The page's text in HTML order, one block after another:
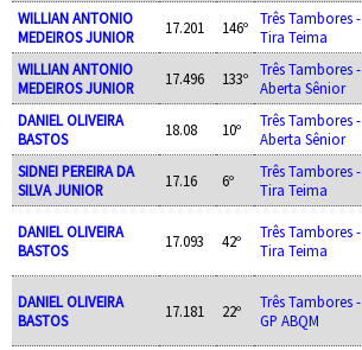
WILLIAN ANTONIO
MEDEIROS JUNIOR
17.201 146º
Três Tambores -
Tira Teima
WILLIAN ANTONIO
MEDEIROS JUNIOR
17.496 133º
Três Tambores -
Aberta Sênior
DANIEL OLIVEIRA
BASTOS
18.08 10º
Três Tambores -
Aberta Sênior
SIDNEI PEREIRA DA
SILVA JUNIOR
17.16 6º
Três Tambores -
Tira Teima
DANIEL OLIVEIRA
BASTOS
17.093 42º
Três Tambores -
Tira Teima
DANIEL OLIVEIRA
BASTOS
17.181 22º
Três Tambores -
GP ABQM